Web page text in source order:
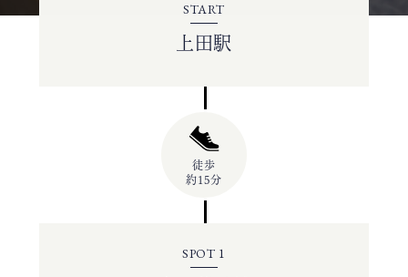
START
上田駅
徒歩
約15分
SPOT 1